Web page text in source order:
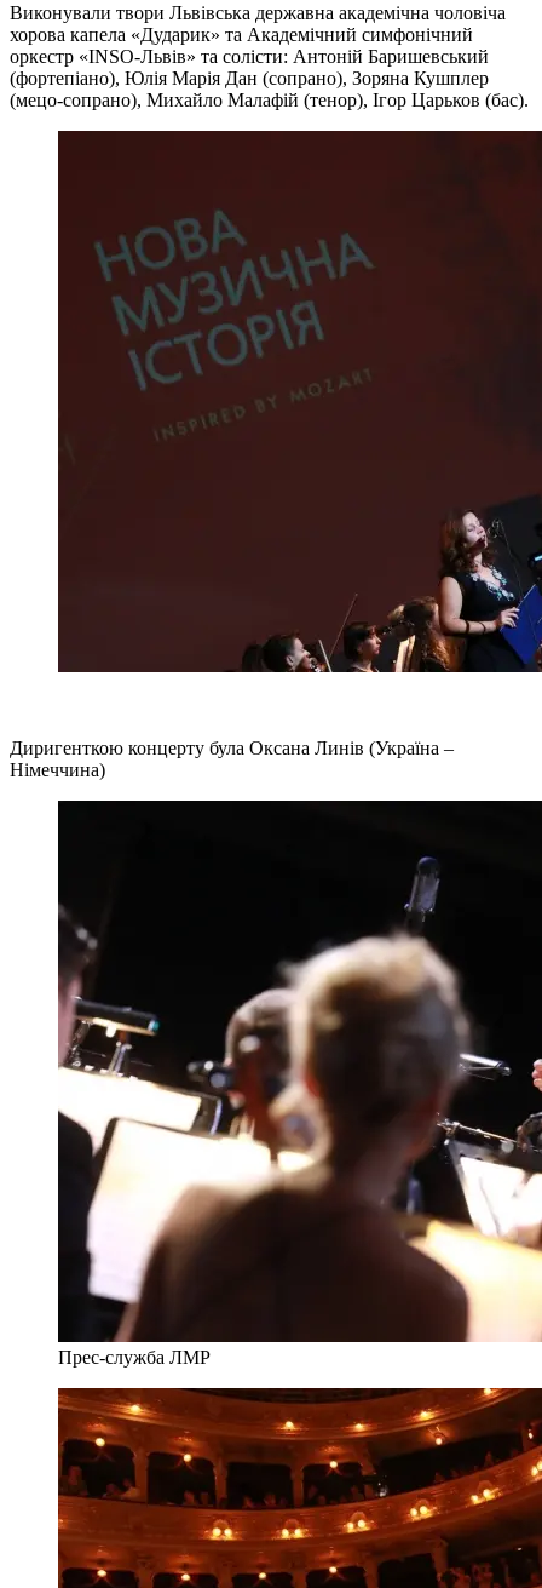
Виконували твори Львівська державна академічна чоловіча
хорова капела «Дударик» та Академічний симфонічний
оркестр «INSO-Львів» та солісти: Антоній Баришевський
(фортепіано), Юлія Марія Дан (сопрано), Зоряна Кушплер
(мецо-сопрано), Михайло Малафій (тенор), Ігор Царьков (бас).
Диригенткою концерту була Оксана Линів (Україна –
Німеччина)
Прес-служба ЛМР